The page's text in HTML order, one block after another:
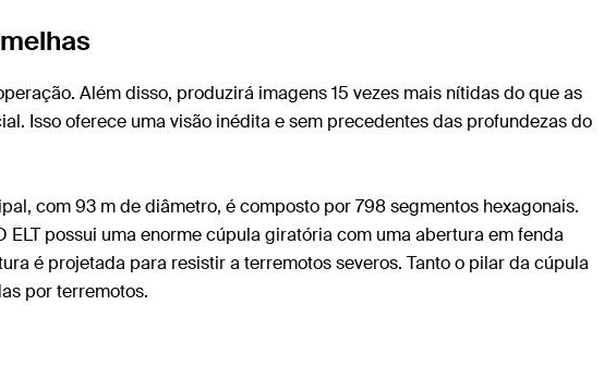
Além disso, produzirá imagens 15 vezes mais nítidas do que as
Isso oferece uma visão inédita e sem precedentes das profundezas do
com 93 m de diâmetro, é composto por 798 segmentos hexagonais.
possui uma enorme cúpula giratória com uma abertura em fenda
é projetada para resistir a terremotos severos. Tanto o pilar da cúpula
por terremotos.